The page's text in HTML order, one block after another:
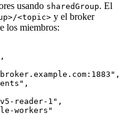
usando sharedGroup. El
<topic> y el broker
los miembros:
,
" ,
" ,
reader-1 " ,
workers"